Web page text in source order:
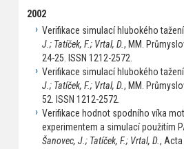
2002
Verifikace simulací hlubokého
J.; Tatíček, F.; Vrtal, D., MM.
24-25. ISSN 1212-2572.
Verifikace simulací hlubokého
J.; Tatíček, F.; Vrtal, D., MM.
52. ISSN 1212-2572.
Verifikace hodnot spodního víka
experimentem a simulací použitím
Šanovec, J.; Tatíček, F.; Vrtal, D., Acta